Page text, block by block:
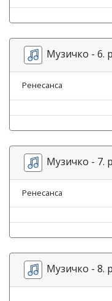
Музичко - 6.
Ренесанса
Музичко - 7.
Ренесанса
Музичко - 8.